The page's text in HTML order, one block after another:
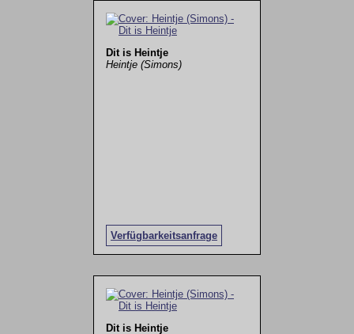
Dit is Heintje
Heintje (Simons)
Verfügbarkeitsanfrage
Dit is Heintje